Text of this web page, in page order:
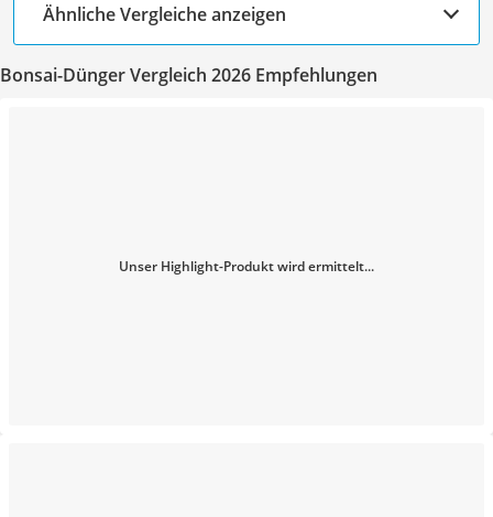
Ähnliche Vergleiche anzeigen
Bonsai-Dünger Vergleich 2026 Empfehlungen
Unser Highlight-Produkt wird ermittelt...